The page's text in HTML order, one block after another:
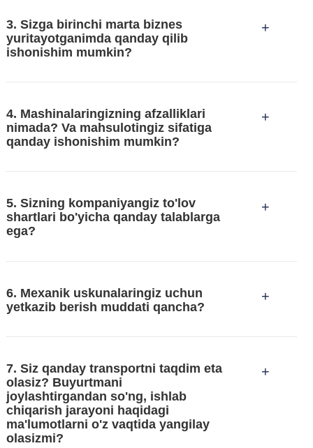
3. Sizga birinchi marta biznes
yuritayotganimda qanday qilib
ishonishim mumkin?
+
4. Mashinalaringizning afzalliklari
nimada? Va mahsulotingiz sifatiga
qanday ishonishim mumkin?
+
5. Sizning kompaniyangiz to'lov
shartlari bo'yicha qanday talablarga
ega?
+
6. Mexanik uskunalaringiz uchun
yetkazib berish muddati qancha?
+
7. Siz qanday transportni taqdim eta
olasiz? Buyurtmani
joylashtirgandan so'ng, ishlab
chiqarish jarayoni haqidagi
ma'lumotlarni o'z vaqtida yangilay
olasizmi?
+